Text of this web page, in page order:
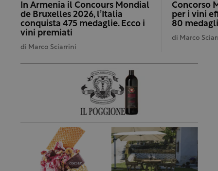
In Armenia il Concours Mondial
de Bruxelles 2026, l’Italia
conquista 475 medaglie. Ecco i
vini premiati
di Marco Sciarrini
Concorso
per i vini
80
di Marco